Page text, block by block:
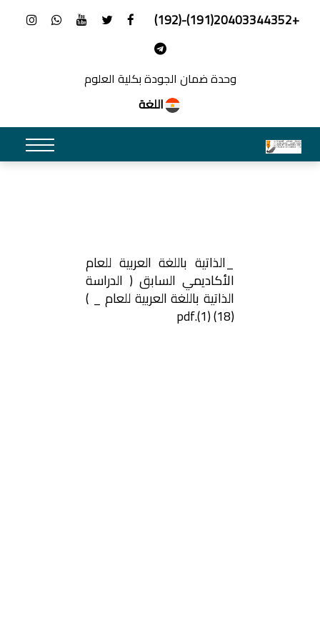
+20403344352(191)-(192)
وحدة ضمان الجودة بكلية العلوم
اللغة
_الذاتية باللغة العربية للعام
الأكاديمي السابق ( الدراسة
الذاتية باللغة العربية للعام _ )
(18) (1).pdf